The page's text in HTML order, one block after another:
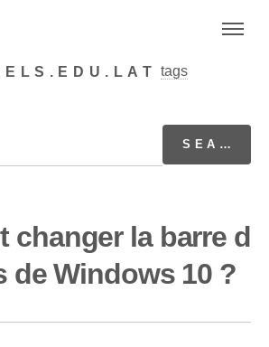
tags
changer la barre d
de Windows 10 ?